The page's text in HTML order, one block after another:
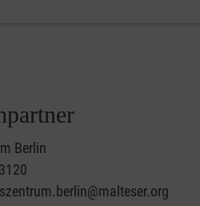
Berlin